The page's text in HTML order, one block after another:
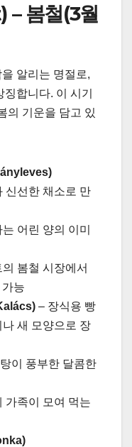
– 봄철(3월
알리는 명절로,
합니다. 이 시기
의 기운을 담고 있
신선한 채소로 만
어린 양의 이미
봄철 시장에서
능
– 장식용 빵
새 모양으로 장
이 풍부한 달콤한
가족이 모여 먹는